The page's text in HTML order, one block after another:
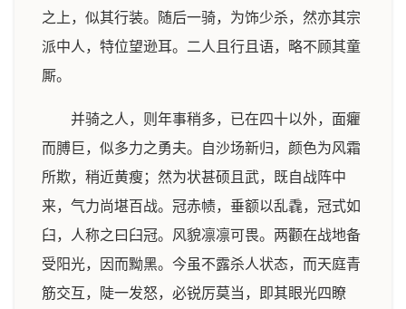
之上，似其行装。随后一骑，为饰少杀，然亦其宗
派中人，特位望逊耳。二人且行且语，略不顾其童
厮。
并骑之人，则年事稍多，已在四十以外，面癯
而膊巨，似多力之勇夫。自沙场新归，颜色为风霜
所欺，稍近黄瘦；然为状甚硕且武，既自战阵中
来，气力尚堪百战。冠赤帻，垂额以乱毳，冠式如
臼，人称之曰臼冠。风貌凛凛可畏。两颧在战地备
受阳光，因而黝黑。今虽不露杀人状态，而天庭青
筋交互，陡一发怒，必锐厉莫当，即其眼光四瞭